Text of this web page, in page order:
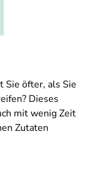
Sie öfter, als Sie
Dieses
mit wenig Zeit
Zutaten